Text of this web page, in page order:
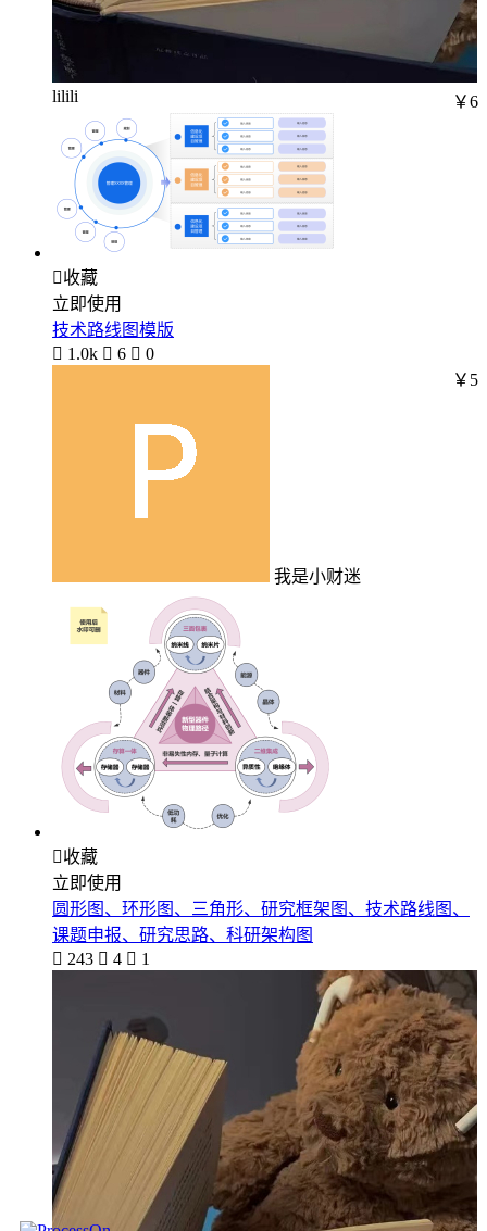
lilili ￥6
收藏
立即使用
技术路线图模版
 1.0k  6  0
我是小财迷
￥5
收藏
立即使用
圆形图、环形图、三角形、研究框架图、技术路线图、
课题申报、研究思路、科研架构图
 243  4  1